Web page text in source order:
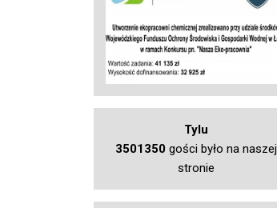
Tylu
3501350gości było na naszej
stronie